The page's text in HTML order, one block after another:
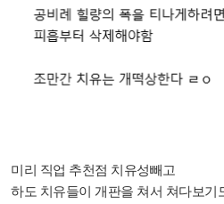
미리 직업 추천점 치유성빼고
하도 치유들이 개판을 쳐서 쳐다보기